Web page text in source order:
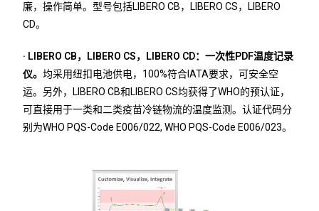
廉，操作简单。型号包括LIBERO CB，LIBERO CS，LIBERO
CD。
· LIBERO CB，LIBERO CS，LIBERO CD：一次性PDF温度记录
仪。均采用纽扣电池供电，100%符合IATA要求，可安全空
运。另外，LIBERO CB和LIBERO CS均获得了WHO的预认证，
可直接用于一类和二类疫苗冷链物流的温度监测。认证代码分
别为WHO PQS-Code E006/022, WHO PQS-Code E006/023。